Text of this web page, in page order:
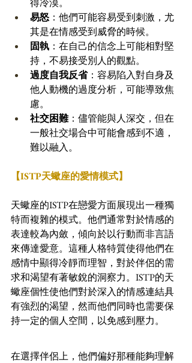
得冷漠。
易怒 ：他們可能容易受到刺激，尤
其是在情感受到威脅的時候。
固執 ：在自己的信念上可能相對堅
持，不易接受別人的觀點。
過度自我反省：容易陷入對自身及
他人動機的過度分析，可能導致焦
慮。
社交困難：儘管能與人深交，但在
一般社交場合中可能會感到不適，
難以融入。
【ISTP天蠍座的愛情模式】
天蠍座的ISTP在戀愛方面展現出一種獨
特而複雜的模式。他們通常對於情感的
表達較為內斂，傾向於以行動而非言語
來傳達愛意。這種人格特質使得他們在
感情中顯得冷靜而理智，對於伴侶的需
求和渴望有著敏銳的洞察力。ISTP的天
蠍座個性使他們對於深入的情感連結具
有強烈的渴望，然而他們同時也需要保
持一定的個人空間，以免感到壓力。
在選擇伴侶上，他們偏好那種能夠理解